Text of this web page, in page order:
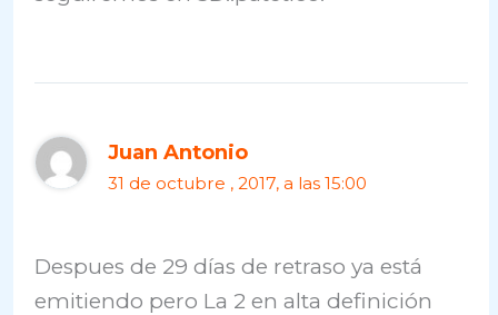
Juan Antonio
31 de octubre , 2017, a las 15:00
Despues de 29 días de retraso ya está
emitiendo pero La 2 en alta definición